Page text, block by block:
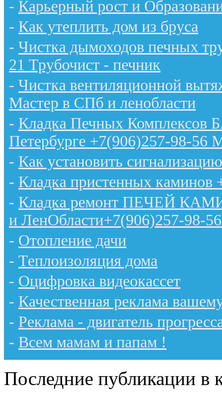
- Карьерный рост и
- Как утеплить дом из бруса
- Чистка дымоходов печных
21 Трубочист - печник
- Чистка вентиляционной
Мастер в СПб и ленобласти
- Кладка Печных Комплексов
Петербурге +7(906)257-98-56
- Как установить
- Кладка пристенных каминов
- Кладка ремонт ПЕЧЕЙ
и ЛенОбласти+7(906)257-98-
- Отопление дачи
- Теплоизоляция дома
- Оцифровка видеокассет
- Качественная реклама
- Реклама - двигатель
- Всем мамам и папам !
Последние публикации в